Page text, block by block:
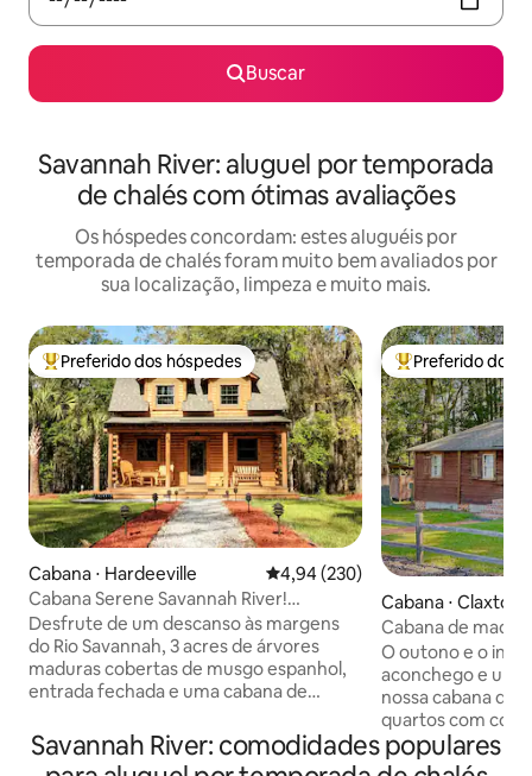
Buscar
Savannah River: aluguel por temporada
de chalés com ótimas avaliações
Os hóspedes concordam: estes aluguéis por
temporada de chalés foram muito bem avaliados por
sua localização, limpeza e muito mais.
Entre os melhores preferidos dos hóspedes
Preferido dos hóspedes
Cabana ⋅ Hardeeville 4,94 de uma avaliação média de
4,94 (230)
Cabana Serene Savannah River!
FECHADA com café da manhã!
Desfrute de um descanso às margens
do Rio Savannah, 3 acres de árvores
maduras cobertas de musgo espanhol,
entrada fechada e uma cabana de
natureza! Veja os 2 decks, a ampla
pérgula com balanços (no rio!), o gazebo
Entre os
Preferido dos
Cabana ⋅ Claxton
Cabana de
ou viagem solo
O outono e o
aconchego e um
nossa cabana de
quartos com
Reserve agora
mais frios para
Savannah River: comodidades populares